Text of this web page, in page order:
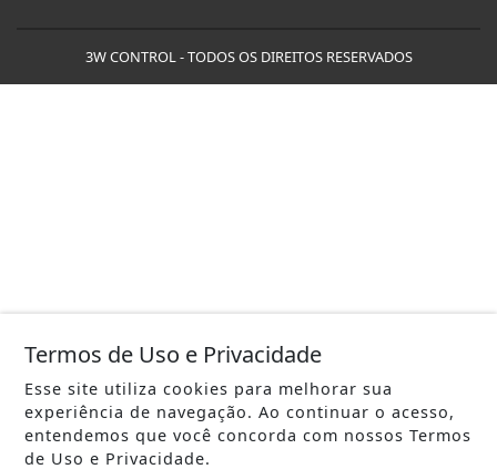
3W CONTROL - TODOS OS DIREITOS RESERVADOS
Termos de Uso e Privacidade
Esse site utiliza cookies para melhorar sua
experiência de navegação. Ao continuar o acesso,
entendemos que você concorda com nossos Termos
de Uso e Privacidade.